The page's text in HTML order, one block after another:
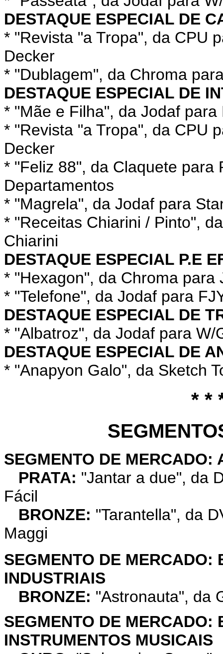
DESTAQUE ESPECIAL DE
* "Revista "a Tropa", da CPU
Decker
* "Dublagem", da Chroma
DESTAQUE ESPECIAL DE
* "Mãe e Filha", da Jodaf para
* "Revista "a Tropa", da CPU
Decker
* "Feliz 88", da Claquete para
Departamentos
* "Magrela", da Jodaf para
* "Receitas Chiarini / Pinto",
Chiarini
DESTAQUE ESPECIAL P.E
* "Hexagon", da Chroma para
* "Telefone", da Jodaf para
DESTAQUE ESPECIAL DE
* "Albatroz", da Jodaf para W/
DESTAQUE ESPECIAL DE
* "Anapyon Galo", da Sketch
* *
SEGMENTO DE MERCADO:
PRATA: "Jantar a due", da
Fácil
BRONZE: "Tarantella", da
Maggi
SEGMENTO DE MERCADO:
INDUSTRIAIS
BRONZE: "Astronauta", da
SEGMENTO DE MERCADO:
INSTRUMENTOS MUSICAIS